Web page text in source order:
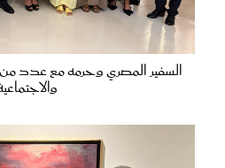
السفير المصري وحرمه مع عدد